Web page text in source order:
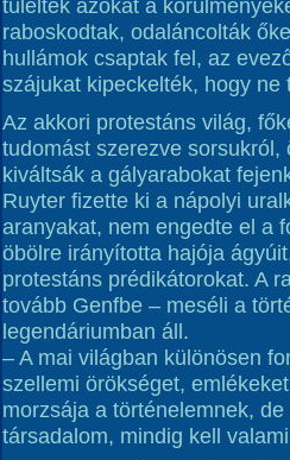
túlélték azokat a
raboskodtak, odaláncolták
hullámok csaptak fel, az
szájukat kipeckelték, hogy ne
Az akkori protestáns világ,
tudomást szerezve
kiváltsák a gályarabokat
Ruyter fizette ki a nápolyi
aranyakat, nem engedte el a
öbölre irányította hajója
protestáns prédikátorokat. A
tovább Genfbe – meséli a
legendáriumban áll.
– A mai világban különösen
szellemi örökséget,
morzsája a történelemnek,
társadalom, mindig kell